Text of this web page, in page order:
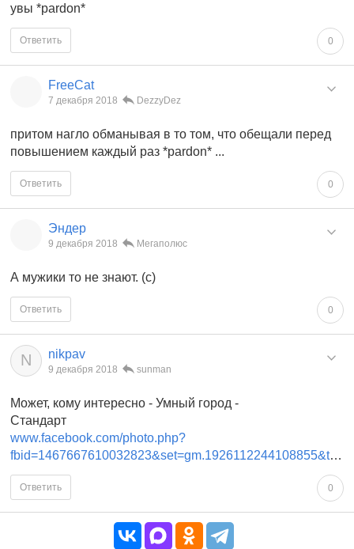
увы *pardon*
0
Ответить
FreeCat
7 декабря 2018 DezzyDez
притом нагло обманывая в то том, что обещали перед
повышением каждый раз *pardon* ...
0
Ответить
Эндер
9 декабря 2018 Мегаполюс
А мужики то не знают. (с)
0
Ответить
N nikpav
9 декабря 2018 sunman
Может, кому интересно - Умный город -
Стандарт
www.facebook.com/photo.php?
fbid=1467667610032823&set=gm.1926112244108855&type=3&theater&ifg=1
0
Ответить